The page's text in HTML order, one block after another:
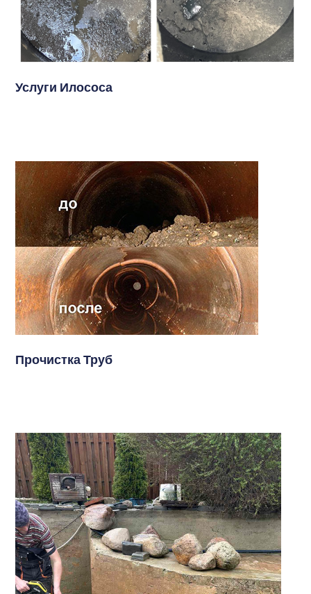
Услуги Илососа
Прочистка Труб